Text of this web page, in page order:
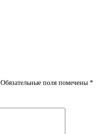
Обязательные поля помечены *